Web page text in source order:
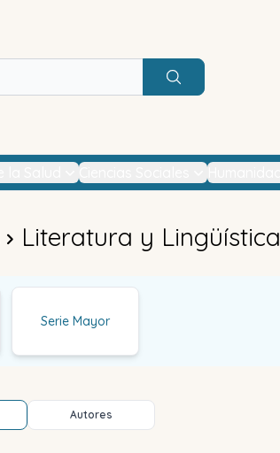
Buscar
Literatura y Lingüística
Serie Mayor
Autores